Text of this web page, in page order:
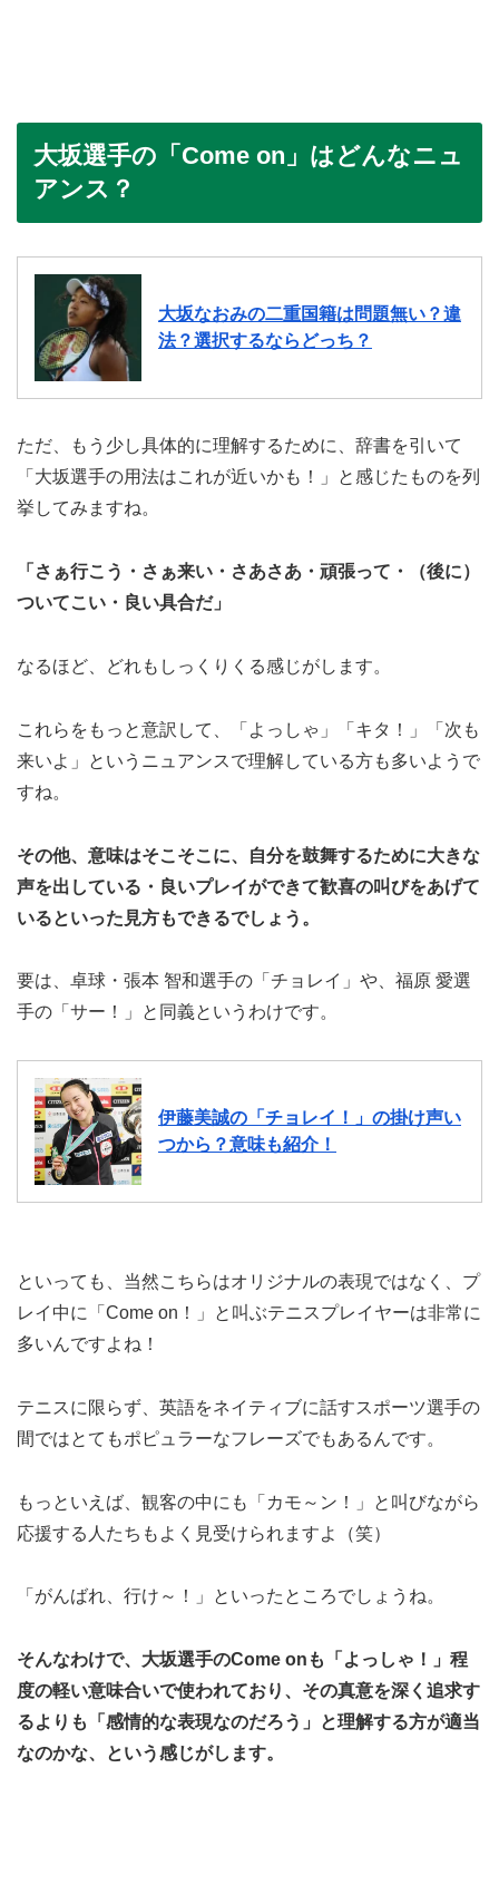
大坂選手の「Come on」はどんなニュ
アンス？
大坂なおみの二重国籍は問題無い？違
法？選択するならどっち？
ただ、もう少し具体的に理解するために、辞書を引いて
「大坂選手の用法はこれが近いかも！」と感じたものを列
挙してみますね。
「さぁ行こう・さぁ来い・さあさあ・頑張って・（後に）
ついてこい・良い具合だ」
なるほど、どれもしっくりくる感じがします。
これらをもっと意訳して、「よっしゃ」「キタ！」「次も
来いよ」というニュアンスで理解している方も多いようで
すね。
その他、意味はそこそこに、自分を鼓舞するために大きな
声を出している・良いプレイができて歓喜の叫びをあげて
いるといった見方もできるでしょう。
要は、卓球・張本 智和選手の「チョレイ」や、福原 愛選
手の「サー！」と同義というわけです。
伊藤美誠の「チョレイ！」の掛け声い
つから？意味も紹介！
といっても、当然こちらはオリジナルの表現ではなく、プ
レイ中に「Come on！」と叫ぶテニスプレイヤーは非常に
多いんですよね！
テニスに限らず、英語をネイティブに話すスポーツ選手の
間ではとてもポピュラーなフレーズでもあるんです。
もっといえば、観客の中にも「カモ～ン！」と叫びながら
応援する人たちもよく見受けられますよ（笑）
「がんばれ、行け～！」といったところでしょうね。
そんなわけで、大坂選手のCome onも「よっしゃ！」程
度の軽い意味合いで使われており、その真意を深く追求す
るよりも「感情的な表現なのだろう」と理解する方が適当
なのかな、という感じがします。